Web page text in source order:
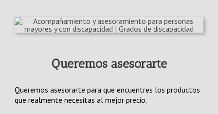
Queremos asesorarte
Queremos asesorarte para que encuentres los productos
que realmente necesitas al mejor precio.